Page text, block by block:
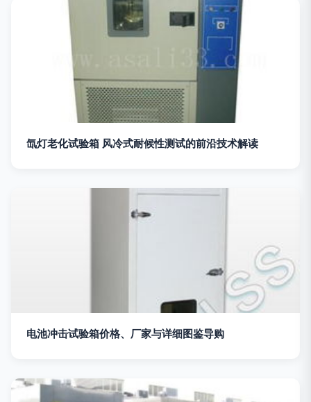
氙灯老化试验箱 风冷式耐候性测试的前沿技术解读
电池冲击试验箱价格、厂家与详细图鉴导购